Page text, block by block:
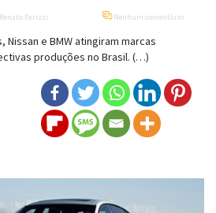
Renato Parizzi Nenhum comentário
e BMW atingiram marcas
produções no Brasil. (…)